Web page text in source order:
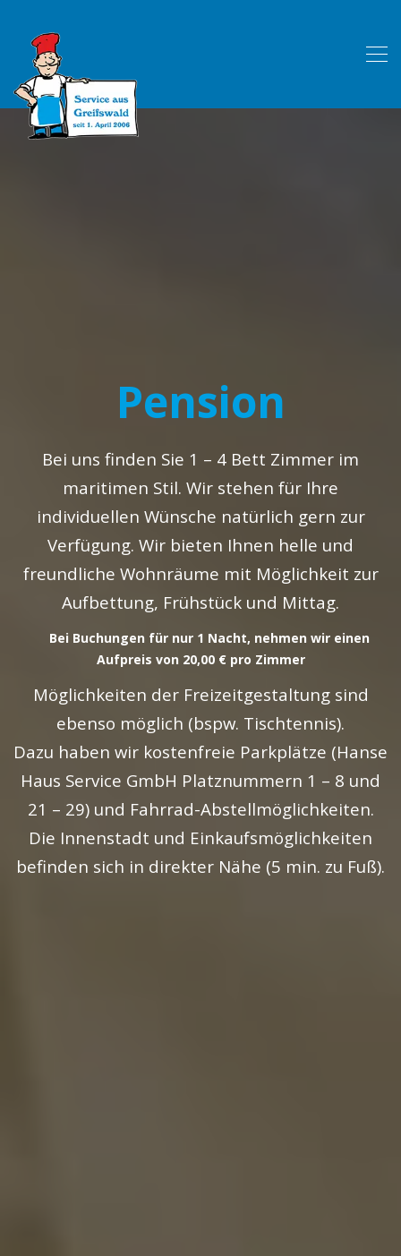
Pension
Bei uns finden Sie 1 – 4 Bett Zimmer im
maritimen Stil. Wir stehen für Ihre
individuellen Wünsche natürlich gern zur
Verfügung. Wir bieten Ihnen helle und
freundliche Wohnräume mit Möglichkeit zur
Aufbettung, Frühstück und Mittag.
Bei Buchungen für nur 1 Nacht, nehmen wir einen
Aufpreis von 20,00 € pro Zimmer
Möglichkeiten der Freizeitgestaltung sind
ebenso möglich (bspw. Tischtennis).
Dazu haben wir kostenfreie Parkplätze (Hanse
Haus Service GmbH Platznummern 1 – 8 und
21 – 29) und Fahrrad-Abstellmöglichkeiten.
Die Innenstadt und Einkaufsmöglichkeiten
befinden sich in direkter Nähe (5 min. zu Fuß).